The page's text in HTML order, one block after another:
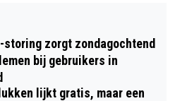
storing zorgt zondagochtend
bij gebruikers in
lijkt gratis, maar een